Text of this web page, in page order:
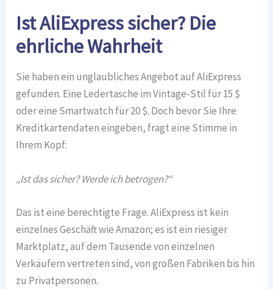
Ist AliExpress sicher? Die
ehrliche Wahrheit
Sie haben ein unglaubliches Angebot auf AliExpress
gefunden. Eine Ledertasche im Vintage-Stil für 15 $
oder eine Smartwatch für 20 $. Doch bevor Sie Ihre
Kreditkartendaten eingeben, fragt eine Stimme in
Ihrem Kopf:
„Ist das sicher? Werde ich betrogen?“
Das ist eine berechtigte Frage. AliExpress ist kein
einzelnes Geschäft wie Amazon; es ist ein riesiger
Marktplatz, auf dem Tausende von einzelnen
Verkäufern vertreten sind, von großen Fabriken bis hin
zu Privatpersonen.